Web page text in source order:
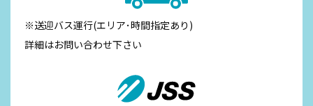
※送迎バス運行(エリア･時間指定あり)
詳細はお問い合わせ下さい